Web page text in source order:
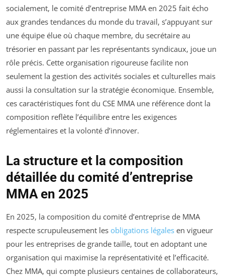
socialement, le comité d’entreprise MMA en 2025 fait écho
aux grandes tendances du monde du travail, s’appuyant sur
une équipe élue où chaque membre, du secrétaire au
trésorier en passant par les représentants syndicaux, joue un
rôle précis. Cette organisation rigoureuse facilite non
seulement la gestion des activités sociales et culturelles mais
aussi la consultation sur la stratégie économique. Ensemble,
ces caractéristiques font du CSE MMA une référence dont la
composition reflète l’équilibre entre les exigences
réglementaires et la volonté d’innover.
La structure et la composition
détaillée du comité d’entreprise
MMA en 2025
En 2025, la composition du comité d’entreprise de MMA
respecte scrupuleusement les obligations légales en vigueur
pour les entreprises de grande taille, tout en adoptant une
organisation qui maximise la représentativité et l’efficacité.
Chez MMA, qui compte plusieurs centaines de collaborateurs,